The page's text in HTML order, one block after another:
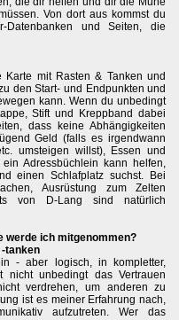
Von dort aus kommst du
Datenbanken und Seiten, die
mit Rasten & Tanken und
den Start- und Endpunkten und
kann. Wenn du unbedingt
Stift und Kreppband dabei
dass keine Abhängigkeiten
Geld (falls es irgendwann
umsteigen willst), Essen und
Adressbüchlein kann helfen,
einen Schlafplatz suchst. Bei
Ausrüstung zum Zelten
von D-Lang sind natürlich
werde ich mitgenommen?
tanken
- aber logisch, in kompletter,
nicht unbedingt das Vertrauen
verdrehen, um anderen zu
ist es meiner Erfahrung nach,
aufzutreten. Wer das